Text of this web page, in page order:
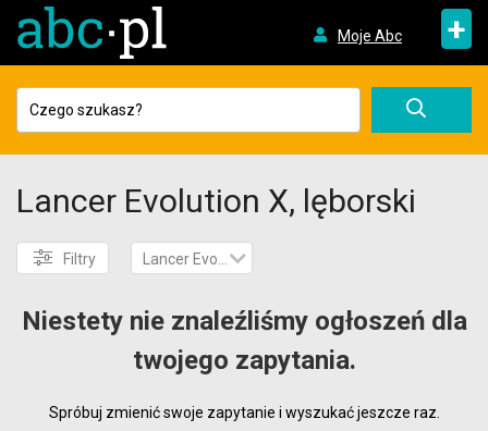
Moje Abc +
Lancer Evolution X, lęborski
Filtry Lancer Evolution X
Niestety nie znaleźliśmy ogłoszeń dla
twojego zapytania.
Spróbuj zmienić swoje zapytanie i wyszukać jeszcze raz.